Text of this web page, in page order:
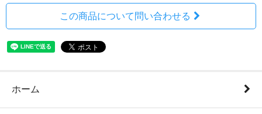
この商品について問い合わせる
ホーム